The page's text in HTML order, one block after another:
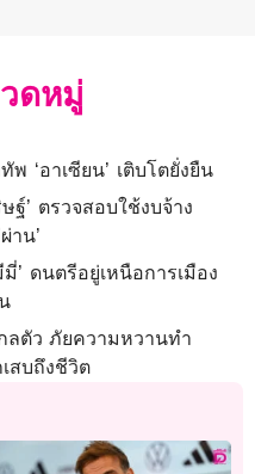
ดหมู่
‘อาเซียน’ เติบโตยั่งยืน
ฐ์’ ตรวจสอบใช้งบจ้าง
าน’
มี่’ ดนตรีอยู่เหนือการเมือง
ลตัว ภัยความหวานทำ
สบถึงชีวิต